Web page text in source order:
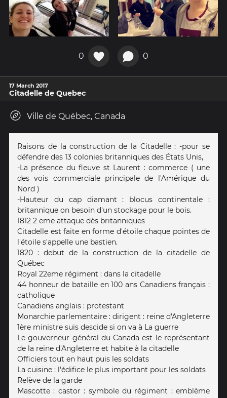
0 0
17 March 2017
Citadelle de Quebec
Ville de Québec, Canada
Raisons de la construction de la Citadelle : -pour se
défendre des 13 colonies britanniques des États Unis,
-La présence du fleuve st Laurent : commerce ( une
des vois commerciale principale de l'Amérique du
Nord )
-Hauteur du cap diamant : blocus continentale :
britannique on besoin d'un stockage pour le bois.
1812 2 eme attaque dès britanniques
Citadelle est faite en forme d'étoile chaque pointes de
l'étoile s'appelle une bastien.
1820 : debut de la construction de la citadelle de
Québec
Royal 22eme régiment : dans la citadelle
44 honneur de bataille en 100 ans Canadiens français :
catholique
Canadiens anglais : protestant
Monarchie parlementaire : dirigent : reine d'Angleterre
1ère ministre suis descide si on va à La guerre
Le gouverneur général du Canada est le représentant
de la reine d'Angleterre et habite à la citadelle
Officiers tout en haut puis les soldats
La cuisine : l'édifice le plus important pour les soldats
Relève de la garde
Mascotte : castor : symbole du régiment : emblème